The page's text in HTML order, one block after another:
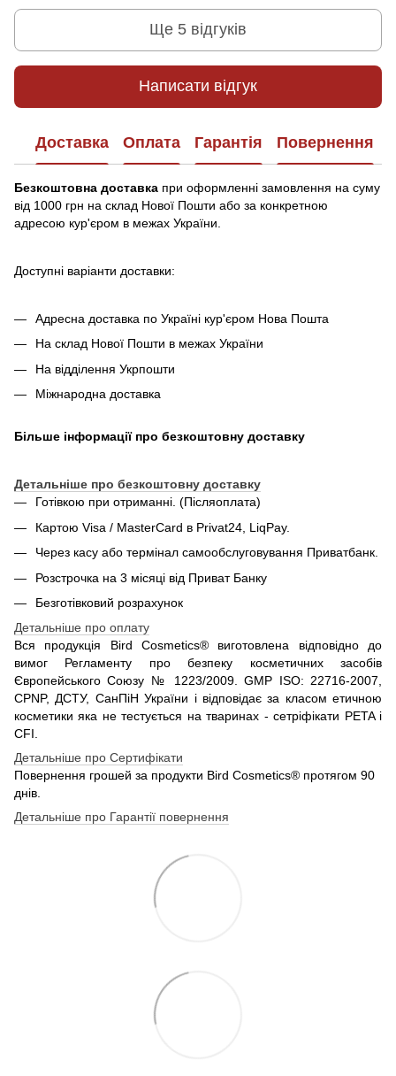
Ще 5 відгуків
Написати відгук
Доставка Оплата Гарантія Повернення
Безкоштовна доставка при оформленні замовлення на суму
від 1000 грн на склад Нової Пошти або за конкретною
адресою кур'єром в межах України.
Доступні варіанти доставки:
Адресна доставка по Україні кур'єром Нова Пошта
На склад Нової Пошти в межах України
На відділення Укрпошти
Міжнародна доставка
Більше інформації про безкоштовну доставку
Детальніше про безкоштовну доставку
Готівкою при отриманні. (Післяоплата)
Картою Visa / MasterCard в Privat24, LiqPay.
Через касу або термінал самообслуговування Приватбанк.
Розстрочка на 3 місяці від Приват Банку
Безготівковий розрахунок
Детальніше про оплату
Вся продукція Bird Cosmetics® виготовлена відповідно до
вимог Регламенту про безпеку косметичних засобів
Європейського Союзу № 1223/2009. GMP ISO: 22716-2007,
CPNP, ДСТУ, СанПіН України і відповідає за класом етичною
косметики яка не тестується на тваринах - сетріфікати PETA і
CFI.
Детальніше про Сертифікати
Повернення грошей за продукти Bird Cosmetics® протягом 90
днів.
Детальніше про Гарантії повернення